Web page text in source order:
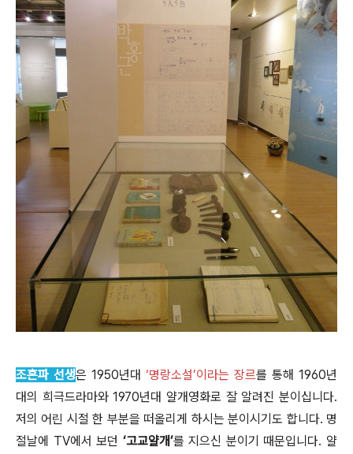
조흔파 선생은 1950년대 ‘명랑소설’이라는 장르를 통해 1960년
대의 희극드라마와 1970년대 얄개영화로 잘 알려진 분이십니다.
저의 어린 시절 한 부분을 떠올리게 하시는 분이시기도 합니다. 명
절날에 TV에서 보던 ‘고교얄개’를 지으신 분이기 때문입니다. 얄